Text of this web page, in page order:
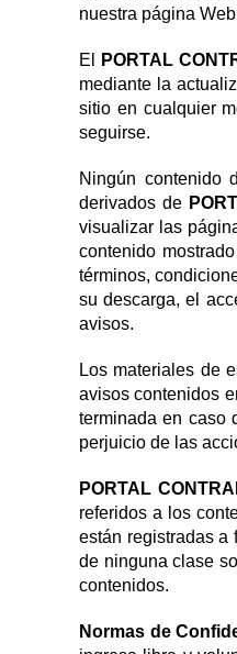
accesibilidad.
nuestra página
El PORTAL
mediante la
sitio en cualquier
seguirse.
Ningún contenido
derivados de
visualizar las
contenido
términos,
su descarga, el
avisos.
Los materiales de
avisos contenidos
terminada en caso
perjuicio de las
PORTAL
referidos a los
están registradas a
de ninguna clase
contenidos.
Normas de